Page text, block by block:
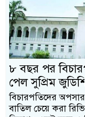
৮ বছর পর
পেল সুপ্রিম
বিচারপতিদের
বাতিল চেয়ে করা